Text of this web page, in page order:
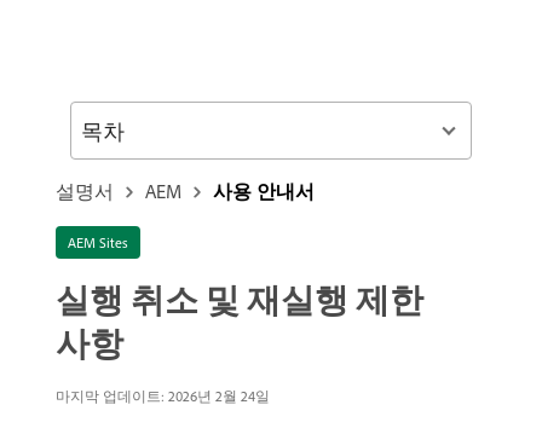
설명서 AEM 사용 안내서
AEM Sites
실행 취소 및 재실행 제한
사항
마지막 업데이트: 2026년 2월 24일
목차